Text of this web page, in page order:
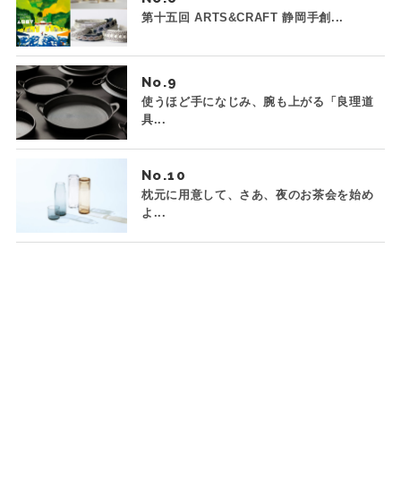
第十五回 ARTS&CRAFT 静岡手創...
No.
使うほど手になじみ、腕も上がる「良理道
具...
No.
枕元に用意して、さあ、夜のお茶会を始め
よ...